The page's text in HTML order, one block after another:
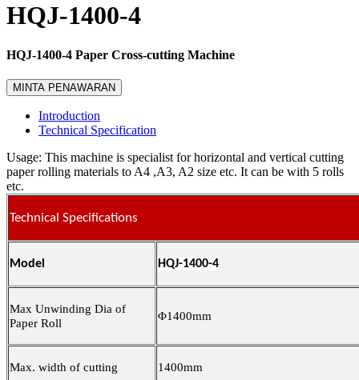
HQJ-1400-4
HQJ-1400-4 Paper Cross-cutting Machine
MINTA PENAWARAN
Introduction
Technical Specification
Usage: This machine is specialist for horizontal and vertical cutting
paper rolling materials to A4 ,A3, A2 size etc. It can be with 5 rolls
etc.
Technical Specifications
Model HQJ-1400-4
Max Unwinding Dia of
Paper Roll
Φ1400mm
Max. width of cutting 1400mm